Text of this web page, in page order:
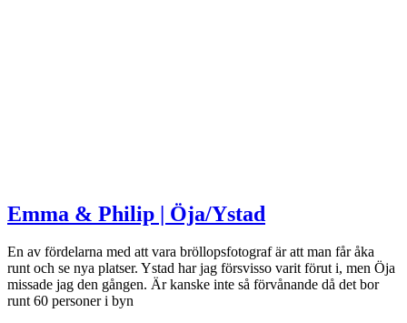
Emma & Philip | Öja/Ystad
En av fördelarna med att vara bröllopsfotograf är att man får åka
runt och se nya platser. Ystad har jag försvisso varit förut i, men Öja
missade jag den gången. Är kanske inte så förvånande då det bor
runt 60 personer i byn